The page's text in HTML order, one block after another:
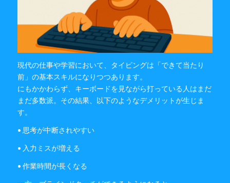
現代の仕事や学習において、タイピングは「できて当たり
前」の基本スキルになりつつあります。
にもかかわらず、キーボードを見ながら打っている人はまだ
まだ多数派。その結果、以下のようなデメリットが生じま
す。
• 思考が中断されやすい
• 入力ミスが増える
• 作業時間が長くなる